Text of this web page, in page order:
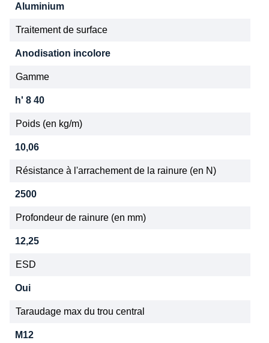
Aluminium
Traitement de surface
Anodisation incolore
Gamme
h' 8 40
Poids (en kg/m)
10,06
Résistance à l'arrachement de la rainure (en N)
2500
Profondeur de rainure (en mm)
12,25
ESD
Oui
Taraudage max du trou central
M12